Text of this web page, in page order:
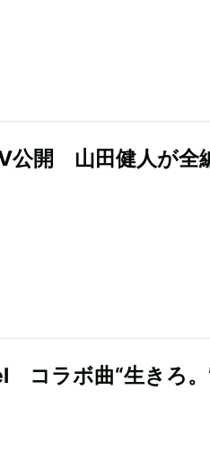
公開 山田健人が全
コラボ曲“生きろ。